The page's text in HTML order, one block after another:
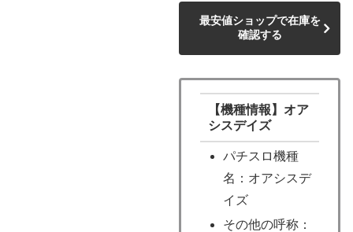
最安値ショップで在庫を
確認する
【機種情報】オア
シスデイズ
パチスロ機種
名：オアシスデ
イズ
その他の呼称：